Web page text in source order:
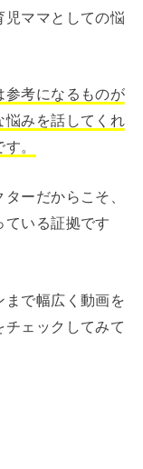
児ママとしての悩
参考になるものが
悩みを話してくれ
。
ーだからこそ、
ている証拠です
まで幅広く動画を
ェックしてみて